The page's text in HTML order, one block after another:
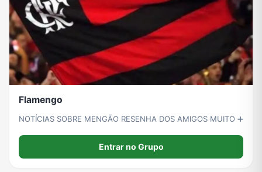
Flamengo
NOTÍCIAS SOBRE MENGÃO RESENHA DOS AMIGOS MUITO ➕
Entrar no Grupo